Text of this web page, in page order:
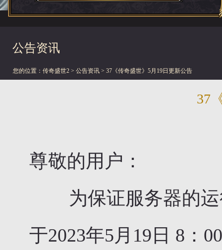
公告资讯
您的位置： 传奇盛世2 > 公告资讯 > 37《传奇盛世》5月19日更新公告
37
尊敬的用户：
为保证服务器的运
于2023年5月19日 8：